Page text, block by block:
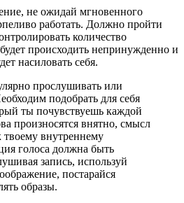
не ожидай мгновенного
работать. Должно пройти
количество
происходить непринужденно и
насиловать себя.
прослушивать или
подобрать для себя
ты почувствуешь каждой
произносятся внятно, смысл
твоему внутреннему
голоса должна быть
запись, используй
постарайся
образы.